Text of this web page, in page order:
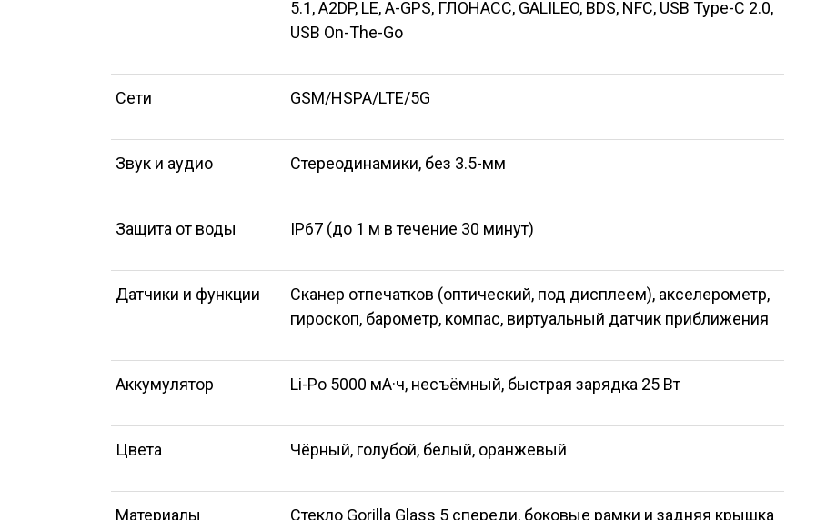
5.1, A2DP, LE, A-GPS, ГЛОНАСС, GALILEO, BDS, NFC, USB Type-C 2.0,
USB On-The-Go
Сети GSM/HSPA/LTE/5G
Звук и аудио Стереодинамики, без 3.5-мм
Защита от воды IP67 (до 1 м в течение 30 минут)
Датчики и функции
Сканер отпечатков (оптический, под дисплеем), акселерометр,
гироскоп, барометр, компас, виртуальный датчик приближения
Аккумулятор Li-Po 5000 мА·ч, несъёмный, быстрая зарядка 25 Вт
Цвета Чёрный, голубой, белый, оранжевый
Материалы Стекло Gorilla Glass 5 спереди, боковые рамки и задняя крышка